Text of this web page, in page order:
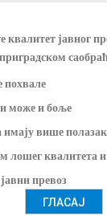
квалитет јавног
приградском
похвале
може и боље
имају више
лошег квалитета
превоз